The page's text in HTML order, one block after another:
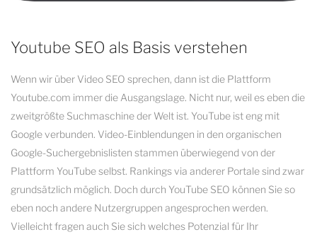
Youtube SEO als Basis verstehen
Wenn wir über Video SEO sprechen, dann ist die Plattform
Youtube.com immer die Ausgangslage. Nicht nur, weil es eben die
zweitgrößte Suchmaschine der Welt ist. YouTube ist eng mit
Google verbunden. Video-Einblendungen in den organischen
Google-Suchergebnislisten stammen überwiegend von der
Plattform YouTube selbst. Rankings via anderer Portale sind zwar
grundsätzlich möglich. Doch durch YouTube SEO können Sie so
eben noch andere Nutzergruppen angesprochen werden.
Vielleicht fragen auch Sie sich welches Potenzial für Ihr